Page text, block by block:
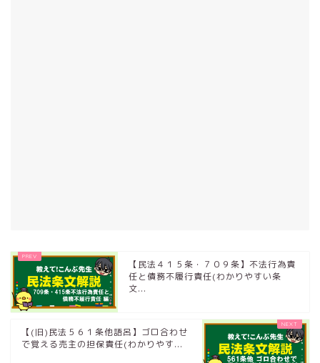
【民法４１５条・７０９条】不法行為責
任と債務不履行責任(わかりやすい条
文...
【(旧)民法５６１条他語呂】ゴロ合わせ
で覚える売主の担保責任(わかりやす...